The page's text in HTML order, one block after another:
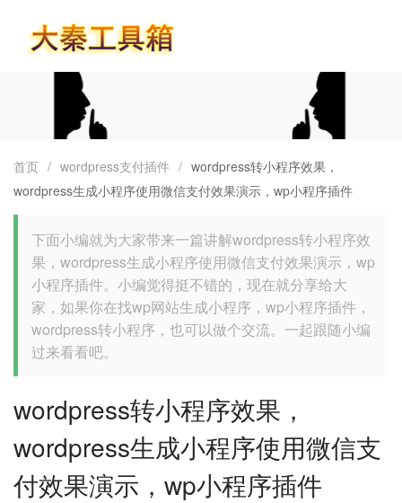
首页 / wordpress支付插件 / wordpress转小程序效果，
wordpress生成小程序使用微信支付效果演示，wp小程序插件
下面小编就为大家带来一篇讲解wordpress转小程序效
果，wordpress生成小程序使用微信支付效果演示，wp
小程序插件。小编觉得挺不错的，现在就分享给大
家，如果你在找wp网站生成小程序，wp小程序插件，
wordpress转小程序，也可以做个交流。一起跟随小编
过来看看吧。
wordpress转小程序效果，
wordpress生成小程序使用微信支
付效果演示，wp小程序插件